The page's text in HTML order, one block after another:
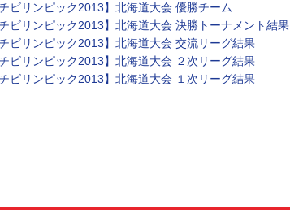
ビリンピック2013】北海道大会 優勝チーム
チビリンピック2013】北海道大会 決勝トーナメント結果
チビリンピック2013】北海道大会 交流リーグ結果
チビリンピック2013】北海道大会 ２次リーグ結果
チビリンピック2013】北海道大会 １次リーグ結果